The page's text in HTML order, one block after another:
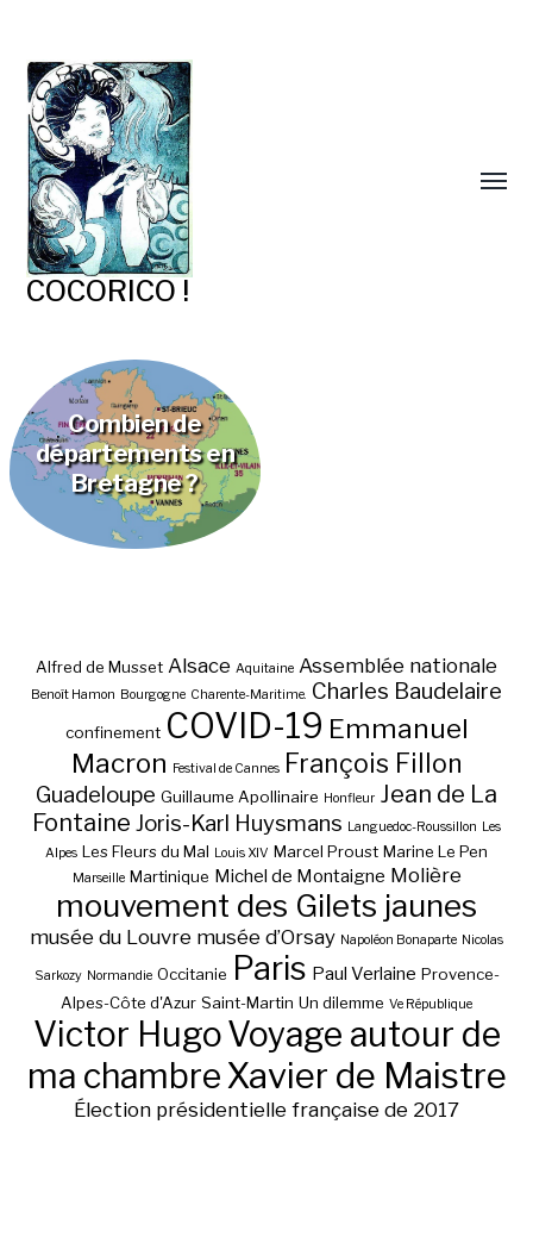
COCORICO !
Combien de
départements en
Bretagne ?
Alfred de Musset Alsace Aquitaine Assemblée nationale
Benoît Hamon Bourgogne Charente-Maritime. Charles Baudelaire
confinement COVID-19 Emmanuel
Macron Festival de Cannes François Fillon
Guadeloupe Guillaume Apollinaire Honfleur Jean de La
Fontaine Joris-Karl Huysmans Languedoc-Roussillon Les
Alpes Les Fleurs du Mal Louis XIV Marcel Proust Marine Le Pen
Marseille Martinique Michel de Montaigne Molière
mouvement des Gilets jaunes
musée du Louvre musée d’Orsay Napoléon Bonaparte Nicolas
Sarkozy Normandie Occitanie Paris Paul Verlaine Provence-
Alpes-Côte d'Azur Saint-Martin Un dilemme Ve République
Victor HugoVoyage autour de
ma chambre Xavier de Maistre
Élection présidentielle française de 2017